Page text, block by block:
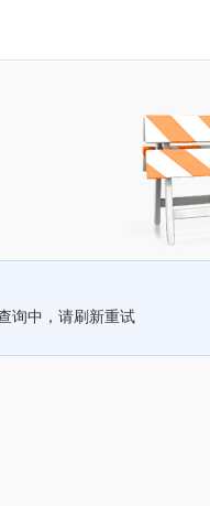
询中，请刷新重试